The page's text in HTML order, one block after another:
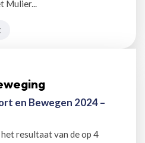
Mulier...
en Bewegen 2024 –
resultaat van de op 4